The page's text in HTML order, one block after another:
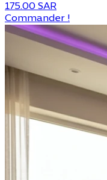
175.00 SAR
Commander !